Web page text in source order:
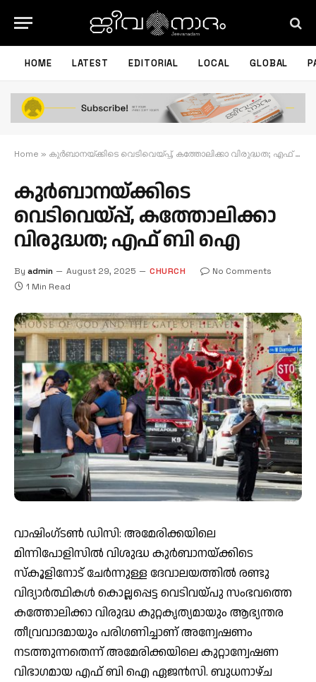
HOME LATEST EDITORIAL LOCAL GLOBAL
Home » കുർബാനയ്ക്കിടെ വെടിവെയ്പ്പ്, കത്തോലിക്കാ വിരുദ്ധത; എഫ് ബി ഐ
കുർബാനയ്ക്കിടെ
വെടിവെയ്പ്പ്, കത്തോലിക്കാ
വിരുദ്ധത; എഫ് ബി ഐ
By admin August 29, 2025 CHURCH
No Comments
1 Min Read
വാഷിംഗ്‌ടൺ ഡിസി: അമേരിക്കയിലെ
മിന്നിപോളിസിൽ വിശുദ്ധ കുർബാനയ്ക്കിടെ
സ്കൂളിനോട് ചേർന്നുള്ള ദേവാലയത്തിൽ രണ്ടു
വിദ്യാർത്ഥികൾ കൊല്ലപ്പെട്ട വെടിവയ്പു സംഭവത്തെ
കത്തോലിക്കാ വിരുദ്ധ കുറ്റകൃത്യമായും ആഭ്യന്തര
തീവ്രവാദമായും പരിഗണിച്ചാണ് അന്വേഷണം
നടത്തുന്നതെന്ന് അമേരിക്കയിലെ കുറ്റാന്വേഷണ
വിഭാഗമായ എഫ് ബി ഐ ഏജൻസി. ബുധനാഴ്‌ച